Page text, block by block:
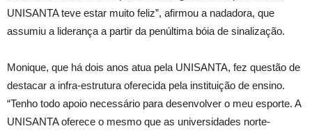
UNISANTA teve estar muito feliz”, afirmou a nadadora, que
assumiu a liderança a partir da penúltima bóia de sinalização.
Monique, que há dois anos atua pela UNISANTA, fez questão de
destacar a infra-estrutura oferecida pela instituição de ensino.
“Tenho todo apoio necessário para desenvolver o meu esporte. A
UNISANTA oferece o mesmo que as universidades norte-